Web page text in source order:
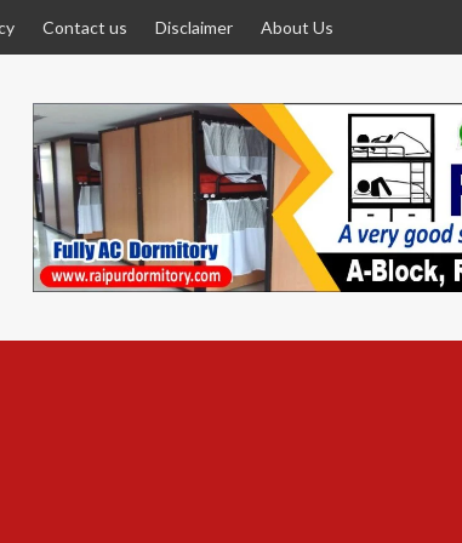
Contact us Disclaimer About Us